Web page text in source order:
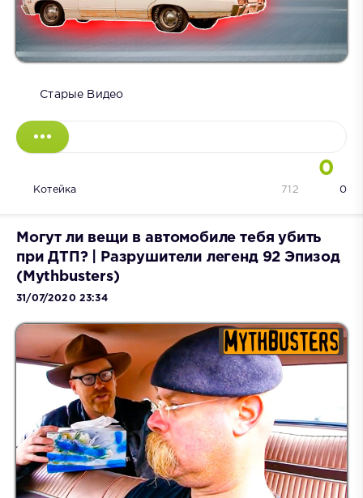
Старые Видео
0
Котейка 0
712
Могут ли вещи в автомобиле тебя убить
при ДТП? | Разрушители легенд 92 Эпизод
(Mythbusters)
31/07/2020 23:34